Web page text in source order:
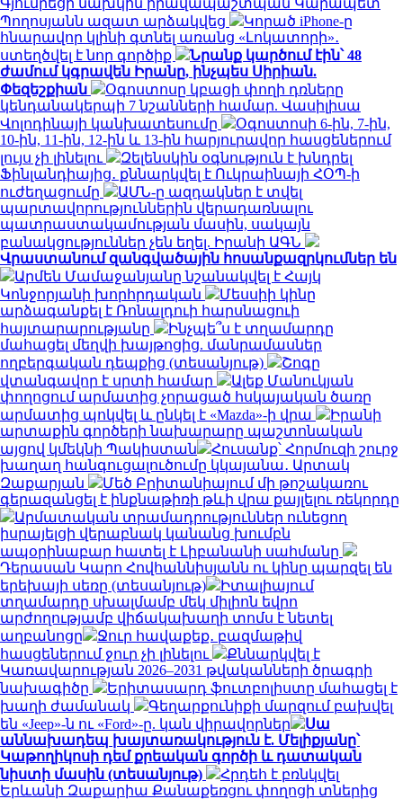
Պողոսյանն ազատ արձակվեց
Կորած iPhone-ը
հնարավոր կլինի գտնել առանց «Լոկատորի»․
ստեղծվել է նոր գործիք
Նրանք կարծում էին՝ 48
ժամում կգրավեն Իրանը, ինչպես Սիրիան.
Փեզեշքիան
Օգոստոսը կբացի փողի դռները
կենդանակերպի 7 նշանների համար. Վասիլիսա
Վոլոդինայի կանխատեսումը
Օգոստոսի 6-ին, 7-ին,
10-ին, 11-ին, 12-ին և 13-ին հարյուրավոր հասցեներում
լույս չի լինելու
Զելենսկին օգնություն է խնդրել
Ֆինլանդիայից․ քննարկվել է Ուկրաինայի ՀՕՊ-ի
ուժեղացումը
ԱՄՆ-ը ազդակներ է տվել
պարտավորություններին վերադառնալու
պատրաստակամության մասին, սակայն
բանակցություններ չեն եղել. Իրանի ԱԳՆ
Վրաստանում զանգվածային հոսանքազրկումներ են
Արմեն Մամաջանյանը նշանակվել է Հայկ
Կոնջորյանի խորհրդական
Մեսսիի կինը
արձագանքել է Ռոնալդուի հարսնացուի
հայտարարությանը
Ինչպե՞ս է տղամարդը
մահացել մեղվի խայթոցից. մանրամասներ
ողբերգական դեպքից (տեսանյութ)
Շոգը
վտանգավոր է սրտի համար
Ալեք Մանուկյան
փողոցում արմատից չորացած հսկայական ծառը
արմատից պոկվել և ընկել է «Mazda»-ի վրա
Իրանի
արտաքին գործերի նախարարը պաշտոնական
այցով կմեկնի Պակիստան
Հուսանք՝ Հորմուզի շուրջ
խաղաղ հանգուցալուծումը կկայանա․ Արտակ
Զաքարյան
Մեծ Բրիտանիայում մի թոշակառու
գերազանցել է ինքնաթիռի թևի վրա քայլելու ռեկորդը
Արմատական տրամադրություններ ունեցող
իսրայելցի վերաբնակ կանանց խումբն
ապօրինաբար հատել է Լիբանանի սահմանը
Դերասան Կարո Հովհաննիսյանն ու կինը պարզել են
երեխայի սեռը (տեսանյութ)
Իտալիայում
տղամարդը սխալմամբ մեկ միլիոն եվրո
արժողությամբ վիճակախաղի տոմս է նետել
աղբանոցը
Ջուր հավաքեք․ բազմաթիվ
հասցեներում ջուր չի լինելու
Քննարկվել է
Կառավարության 2026–2031 թվականների ծրագրի
նախագիծը
Երիտասարդ ֆուտբոլիստը մահացել է
խաղի ժամանակ
Գեղարքունիքի մարզում բախվել
են «Jeep»-ն ու «Ford»-ը. կան վիրավորներ
Սա
աննախադեպ խայտառակություն է. Մելիքյանը՝
Կաթողիկոսի դեմ քրեական գործի և դատական
նիստի մասին (տեսանյութ)
Հրդեհ է բռնկվել
Երևանի Զաքարիա Քանաքեռցու փողոցի տներից